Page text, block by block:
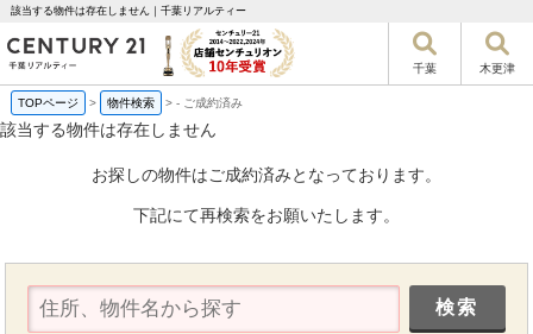
該当する物件は存在しません｜千葉リアルティー
千葉 木更津
TOPページ > 物件検索 >- ご成約済み
該当する物件は存在しません
お探しの物件はご成約済みとなっております。
下記にて再検索をお願いたします。